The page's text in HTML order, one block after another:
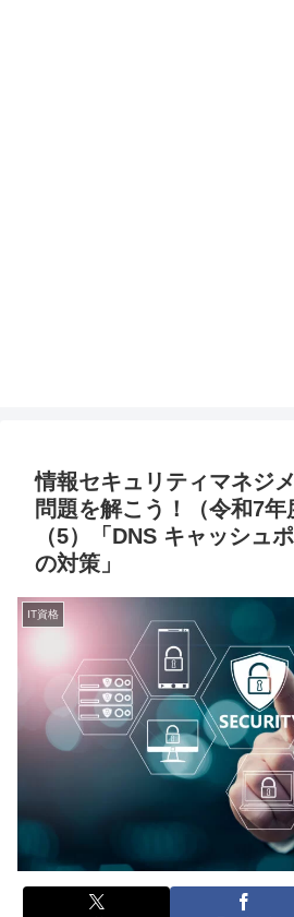
情報セキュリティマネジ
問題を解こう！（令和7年
（5）「DNS キャッシュ
の対策」
IT資格